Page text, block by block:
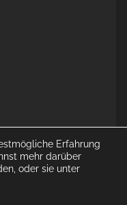
Erfahrung
mehr darüber
oder sie unter